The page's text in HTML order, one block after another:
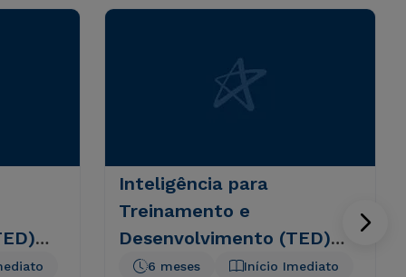
Inteligência para
Treinamento e
Desenvolvimento (TED)
Corporativo - 6 meses
Início Imediato
6 meses